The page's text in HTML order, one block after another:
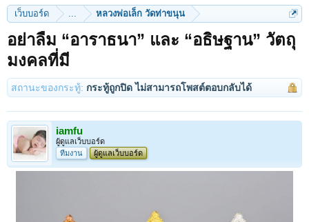
เว็บบอร์ด ... หลวงพ่อเล็ก วัดท่าขนุน
อย่าลืม “อาราธนา” และ “อธิษฐาน” วัตถุ
มงคลที่มี
สถานะของกระทู้: กระทู้ถูกปิด ไม่สามารถโพสต์ตอบกลับได้
iamfu
ผู้ดูแลเว็บบอร์ด
ทีมงาน
ผู้ดูแลเว็บบอร์ด